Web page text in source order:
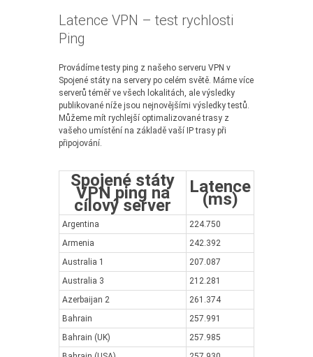
Latence VPN – test rychlosti
Ping
Provádíme testy ping z našeho serveru VPN v
Spojené státy na servery po celém světě. Máme více
serverů téměř ve všech lokalitách, ale výsledky
publikované níže jsou nejnovějšími výsledky testů.
Můžeme mít rychlejší optimalizované trasy z
vašeho umístění na základě vaší IP trasy při
připojování.
Spojené státy
VPN ping na
cílový server
Latence
(ms)
Argentina
224.750
Armenia
242.392
Australia 1
207.087
Australia 3
212.281
Azerbaijan 2
261.374
Bahrain
257.991
Bahrain (UK)
257.985